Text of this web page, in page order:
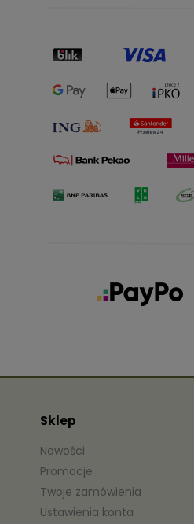
Sklep
Nowości
Promocje
Twoje zamówienia
Ustawienia konta